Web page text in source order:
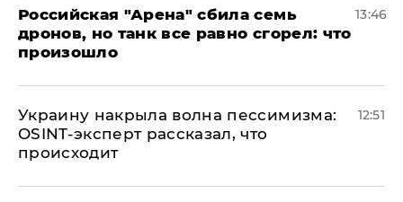
​Российская "Арена" сбила семь
дронов, но танк все равно сгорел: что
произошло
13:46
​Украину накрыла волна пессимизма:
OSINT-эксперт рассказал, что
происходит
12:51